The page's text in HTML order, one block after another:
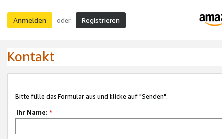
Anmelden oder Registrieren
Kontakt
Bitte fülle das Formular aus und klicke auf "Senden".
Ihr Name: *